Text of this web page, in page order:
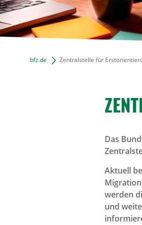
bfz.de Zentralstelle für
Das
Aktuell
werden
und